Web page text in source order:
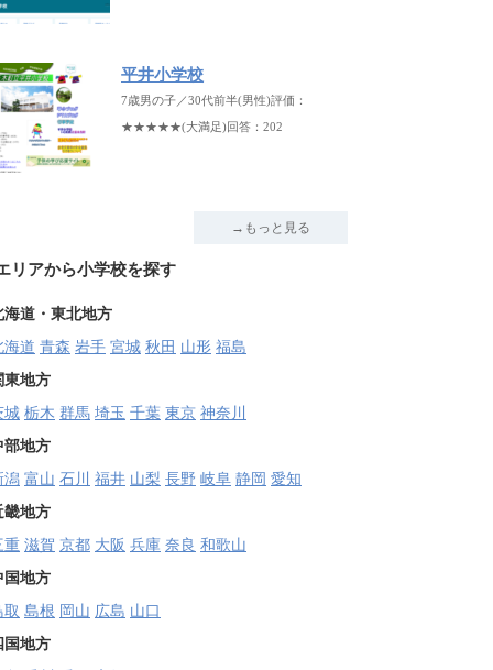
平井小学校
7歳男の子／30代前半(男性)評価：
★★★★★(大満足)回答：202
→もっと見る
リアから小学校を探す
海道・東北地方
海道 青森 岩手 宮城 秋田 山形 福島
東地方
城 栃木 群馬 埼玉 千葉 東京 神奈川
部地方
潟 富山 石川 福井 山梨 長野 岐阜 静岡 愛知
畿地方
重 滋賀 京都 大阪 兵庫 奈良 和歌山
国地方
取 島根 岡山 広島 山口
国地方